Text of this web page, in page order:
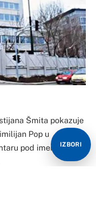
Šmita pokazuje
Pop u
pod imenomIZBORI